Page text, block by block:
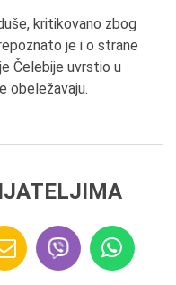
kritikovano zbog
je i o strane
Čelebije uvrstio u
obeležavaju.